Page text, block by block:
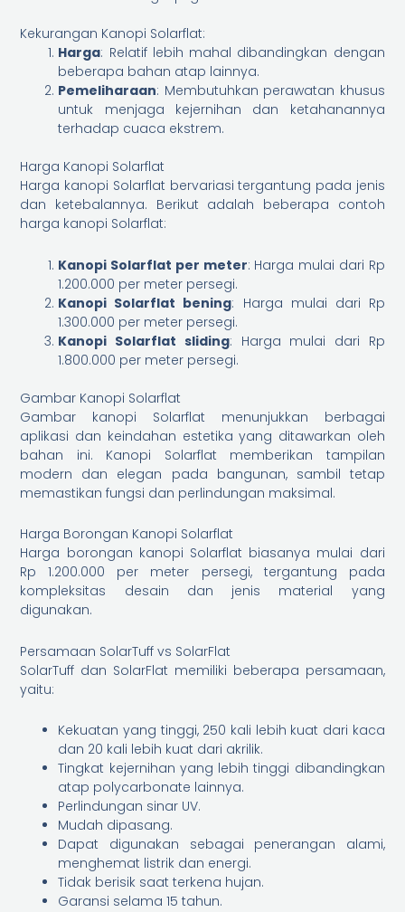
Kekurangan Kanopi Solarflat:
Harga: Relatif lebih mahal dibandingkan dengan
beberapa bahan atap lainnya.
Pemeliharaan: Membutuhkan perawatan khusus
untuk menjaga kejernihan dan ketahanannya
terhadap cuaca ekstrem.
Harga Kanopi Solarflat
Harga kanopi Solarflat bervariasi tergantung pada jenis
dan ketebalannya. Berikut adalah beberapa contoh
harga kanopi Solarflat:
Kanopi Solarflat per meter: Harga mulai dari Rp
1.200.000 per meter persegi.
Kanopi Solarflat bening: Harga mulai dari Rp
1.300.000 per meter persegi.
Kanopi Solarflat sliding: Harga mulai dari Rp
1.800.000 per meter persegi.
Gambar Kanopi Solarflat
Gambar kanopi Solarflat menunjukkan berbagai
aplikasi dan keindahan estetika yang ditawarkan oleh
bahan ini. Kanopi Solarflat memberikan tampilan
modern dan elegan pada bangunan, sambil tetap
memastikan fungsi dan perlindungan maksimal.
Harga Borongan Kanopi Solarflat
Harga borongan kanopi Solarflat biasanya mulai dari
Rp 1.200.000 per meter persegi, tergantung pada
kompleksitas desain dan jenis material yang
digunakan.
Persamaan SolarTuff vs SolarFlat
SolarTuff dan SolarFlat memiliki beberapa persamaan,
yaitu:
Kekuatan yang tinggi, 250 kali lebih kuat dari kaca
dan 20 kali lebih kuat dari akrilik.
Tingkat kejernihan yang lebih tinggi dibandingkan
atap polycarbonate lainnya.
Perlindungan sinar UV.
Mudah dipasang.
Dapat digunakan sebagai penerangan alami,
menghemat listrik dan energi.
Tidak berisik saat terkena hujan.
Garansi selama 15 tahun.